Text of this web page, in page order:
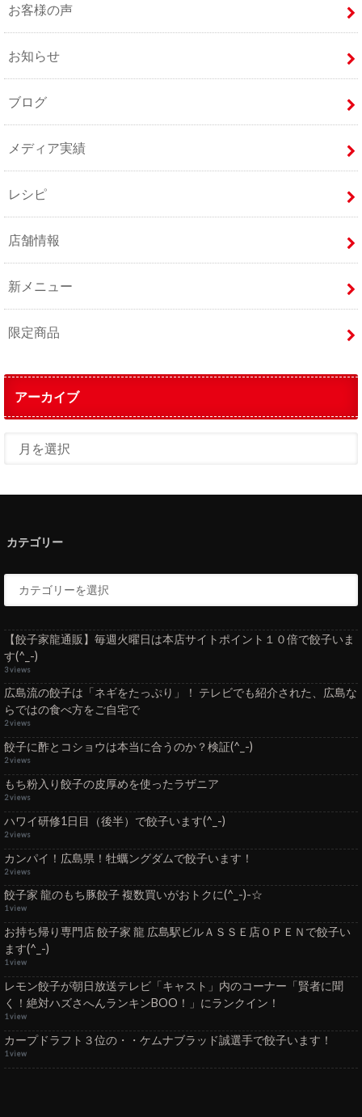
お客様の声
お知らせ
ブログ
メディア実績
レシピ
店舗情報
新メニュー
限定商品
アーカイブ
カテゴリー
【餃子家龍通販】毎週火曜日は本店サイトポイント１０倍で餃子いま
す(^_-)
3 views
広島流の餃子は「ネギをたっぷり」！ テレビでも紹介された、広島な
らではの食べ方をご自宅で
2 views
餃子に酢とコショウは本当に合うのか？検証(^_-)
2 views
もち粉入り餃子の皮厚めを使ったラザニア
2 views
ハワイ研修1日目（後半）で餃子います(^_-)
2 views
カンパイ！広島県！牡蠣ングダムで餃子います！
2 views
餃子家 龍のもち豚餃子 複数買いがおトクに(^_-)-☆
1 view
お持ち帰り専門店 餃子家 龍 広島駅ビルＡＳＳＥ店ＯＰＥＮで餃子い
ます(^_-)
1 view
レモン餃子が朝日放送テレビ「キャスト」内のコーナー「賢者に聞
く！絶対ハズさへんランキンBOO！」にランクイン！
1 view
カープドラフト３位の・・ケムナブラッド誠選手で餃子います！
1 view